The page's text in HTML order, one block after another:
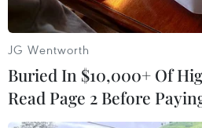
JG Wentworth
Buried In $10,000+ Of
Read Page 2 Before